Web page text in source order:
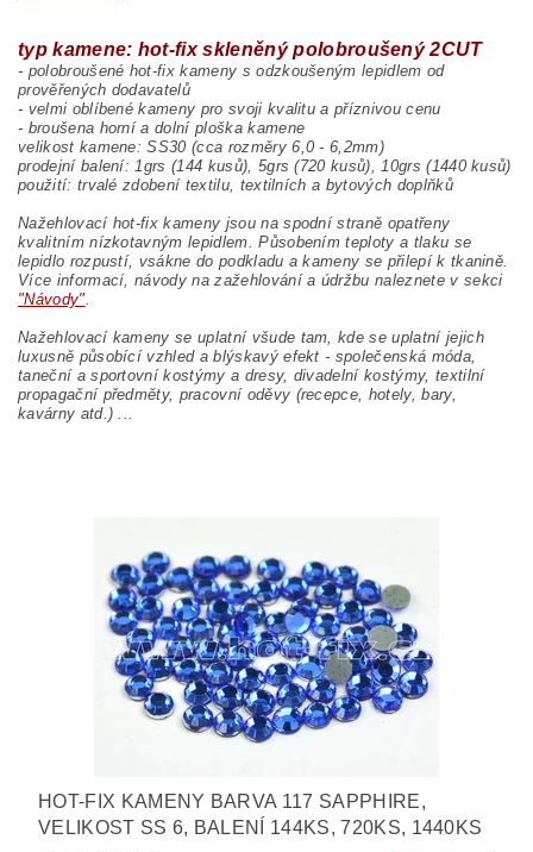
typ kamene: hot-fix skleněný polobroušený 2CUT
- polobroušené hot-fix kameny s odzkoušeným lepidlem od
prověřených dodavatelů
- velmi oblíbené kameny pro svoji kvalitu a příznivou cenu
- broušena horní a dolní ploška kamene
velikost kamene: SS30 (cca rozměry 6,0 - 6,2mm)
prodejní balení: 1grs (144 kusů), 5grs (720 kusů), 10grs (1440 kusů)
použití: trvalé zdobení textilu, textilních a bytových doplňků
Nažehlovací hot-fix kameny jsou na spodní straně opatřeny
kvalitním nízkotavným lepidlem. Působením teploty a tlaku se
lepidlo rozpustí, vsákne do podkladu a kameny se přilepí k tkanině.
Více informací, návody na zažehlování a údržbu naleznete v sekci
"Návody".
Nažehlovací kameny se uplatní všude tam, kde se uplatní jejich
luxusně působící vzhled a blýskavý efekt - společenská móda,
taneční a sportovní kostýmy a dresy, divadelní kostýmy, textilní
propagační předměty, pracovní oděvy (recepce, hotely, bary,
kavárny atd.) ...
HOT-FIX KAMENY BARVA 117 SAPPHIRE,
VELIKOST SS 6, BALENÍ 144KS, 720KS, 1440KS